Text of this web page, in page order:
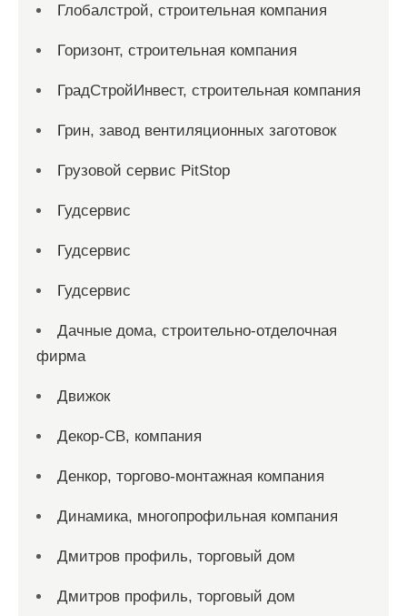
Глобалстрой, строительная компания
Горизонт, строительная компания
ГрадСтройИнвест, строительная компания
Грин, завод вентиляционных заготовок
Грузовой сервис PitStop
Гудсервис
Гудсервис
Гудсервис
Дачные дома, строительно-отделочная
фирма
Движок
Декор-СВ, компания
Денкор, торгово-монтажная компания
Динамика, многопрофильная компания
Дмитров профиль, торговый дом
Дмитров профиль, торговый дом